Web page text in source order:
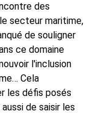
des
secteur maritime,
de souligner
ce domaine
l'inclusion
Cela
les défis posés
de saisir les